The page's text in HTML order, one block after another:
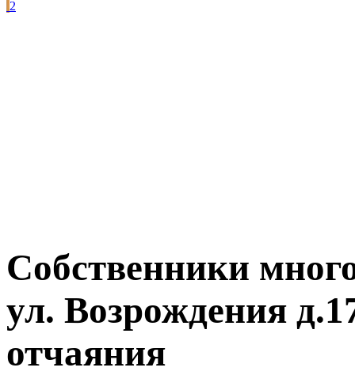
2
Собственники
ул. Возрождения
отчаяния